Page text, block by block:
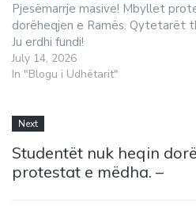
Pjesëmarrje masive! Mbyllet
dorëheqjen e Ramës. Qytetarët
Ju erdhi fundi!
July 14, 2026
In "Blogu i Udhëtarit"
Next
Studentët nuk heqin
protestat e mëdha. –